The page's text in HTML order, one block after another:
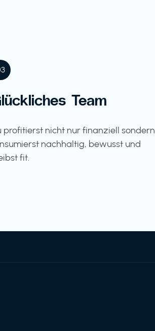
Team
profitierst nicht nur finanziell sondern
nachhaltig, bewusst und
fit.